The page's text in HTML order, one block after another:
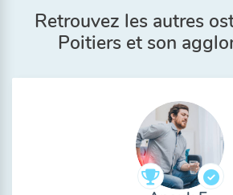
Retrouvez les autres
Poitiers et son